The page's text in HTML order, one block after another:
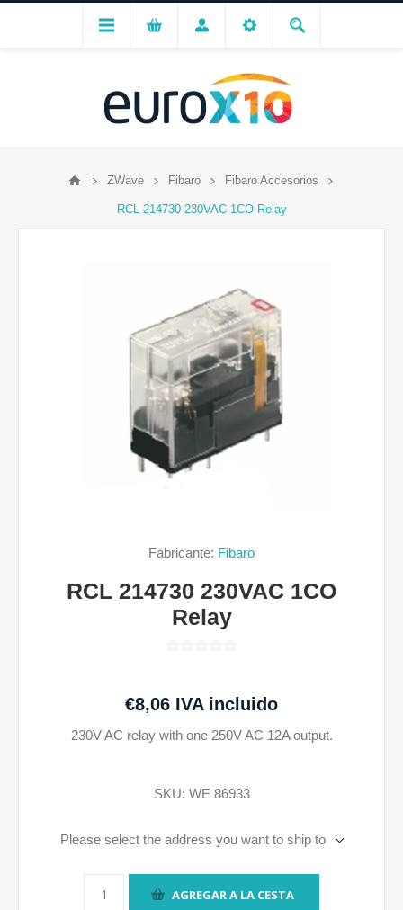
ZWave Fibaro Fibaro Accesorios
RCL 214730 230VAC 1CO Relay
Fabricante: Fibaro
RCL 214730 230VAC 1CO
Relay
€8,06 IVA incluido
230V AC relay with one 250V AC 12A output.
SKU: WE 86933
Please select the address you want to ship to
AGREGAR A LA CESTA